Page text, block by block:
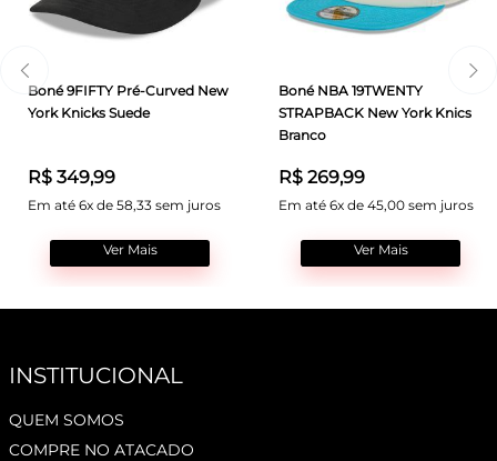
Boné 9FIFTY Pré-Curved New
York Knicks Suede
R$ 349,99
Em até 6x de 58,33 sem juros
Ver Mais
Boné NBA 19TWENTY
STRAPBACK New York Knics
Branco
R$ 269,99
Em até 6x de 45,00 sem juros
Ver Mais
INSTITUCIONAL
QUEM SOMOS
COMPRE NO ATACADO